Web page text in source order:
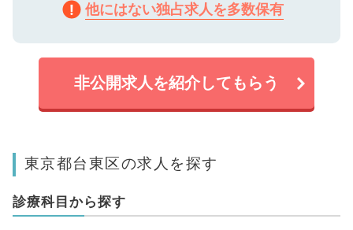
他にはない独占求人を多数保有
非公開求人を紹介してもらう
東京都台東区の求人を探す
診療科目から探す